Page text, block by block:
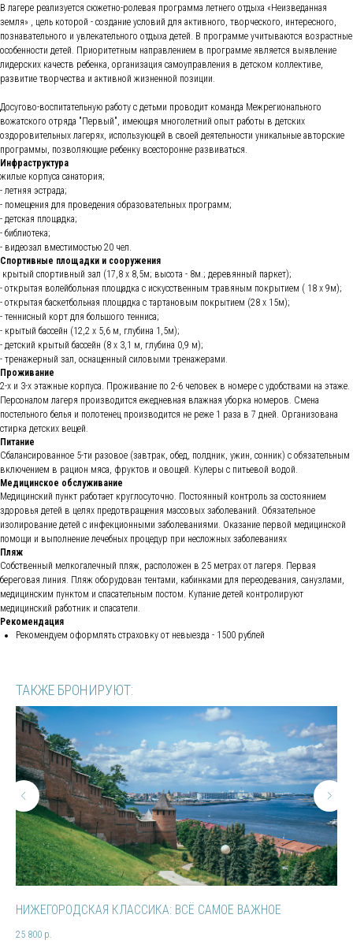
В лагере реализуется сюжетно-ролевая программа летнего отдыха «Неизведанная
земля» , цель которой - создание условий для активного, творческого, интересного,
познавательного и увлекательного отдыха детей. В программе учитываются возрастные
особенности детей. Приоритетным направлением в программе является выявление
лидерских качеств ребенка, организация самоуправления в детском коллективе,
развитие творчества и активной жизненной позиции.
Досугово-воспитательную работу с детьми проводит команда Межрегионального
вожатского отряда "Первый", имеющая многолетний опыт работы в детских
оздоровительных лагерях, использующей в своей деятельности уникальные авторские
программы, позволяющие ребенку всесторонне развиваться.
Инфраструктура
жилые корпуса санатория;
- летняя эстрада;
- помещения для проведения образовательных программ;
- детская площадка;
- библиотека;
- видеозал вместимостью 20 чел.
Спортивные площадки и сооружения
крытый спортивный зал (17,8 х 8,5м; высота - 8м.; деревянный паркет);
- открытая волейбольная площадка с искусственным травяным покрытием ( 18 х 9м);
- открытая баскетбольная площадка с тартановым покрытием (28 х 15м);
- теннисный корт для большого тенниса;
- крытый бассейн (12,2 х 5,6 м, глубина 1,5м);
- детский крытый бассейн (8 х 3,1 м, глубина 0,9 м);
- тренажерный зал, оснащенный силовыми тренажерами.
Проживание
2-х и 3-х этажные корпуса. Проживание по 2-6 человек в номере с удобствами на этаже.
Персоналом лагеря производится ежедневная влажная уборка номеров. Смена
постельного белья и полотенец производится не реже 1 раза в 7 дней. Организована
стирка детских вещей.
Питание
Сбалансированное 5-ти разовое (завтрак, обед, полдник, ужин, сонник) с обязательным
включением в рацион мяса, фруктов и овощей. Кулеры с питьевой водой.
Медицинское обслуживание
Медицинский пункт работает круглосуточно. Постоянный контроль за состоянием
здоровья детей в целях предотвращения массовых заболеваний. Обязательное
изолирование детей с инфекционными заболеваниями. Оказание первой медицинской
помощи и выполнение лечебных процедур при несложных заболеваниях
Пляж
Собственный мелкогалечный пляж, расположен в 25 метрах от лагеря. Первая
береговая линия. Пляж оборудован тентами, кабинками для переодевания, санузлами,
медицинским пунктом и спасательным постом. Купание детей контролируют
медицинский работник и спасатели.
Рекомендация
Рекомендуем оформлять страховку от невыезда - 1500 рублей
ТАКЖЕ БРОНИРУЮТ:
НИЖЕГОРОДСКАЯ КЛАССИКА: ВСЁ САМОЕ ВАЖНОЕ
25 800 р.
ТУДА СЮДА
МЕНЮ
Главная страница
Услуги
Страхование
Оплата
Горящие туры
Блог
г. Сочи, ул. Донская,
3/3, ТЦ Маркет Парк,
tudasudatur_sochi@mail.ru
+79253393233
tudasudatur@mail.ru
Московская область,
г. Коломна, Окский
пр-т, 4А, 2 этаж, 2
офис, ТЦ
Зеркальный,
Голутвин
Политика конфиденциальности
Материалы
Разработка сайта
+79253383233
Вконтакте
Телеграм - канал
Телеграм
WhatsApp
Каталог